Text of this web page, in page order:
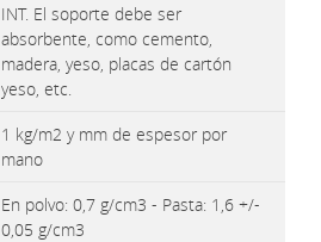
INT. El soporte debe ser
absorbente, como cemento,
madera, yeso, placas de cartón
yeso, etc.
1 kg/m2 y mm de espesor por
mano
En polvo: 0,7 g/cm3 - Pasta: 1,6 +/-
0,05 g/cm3